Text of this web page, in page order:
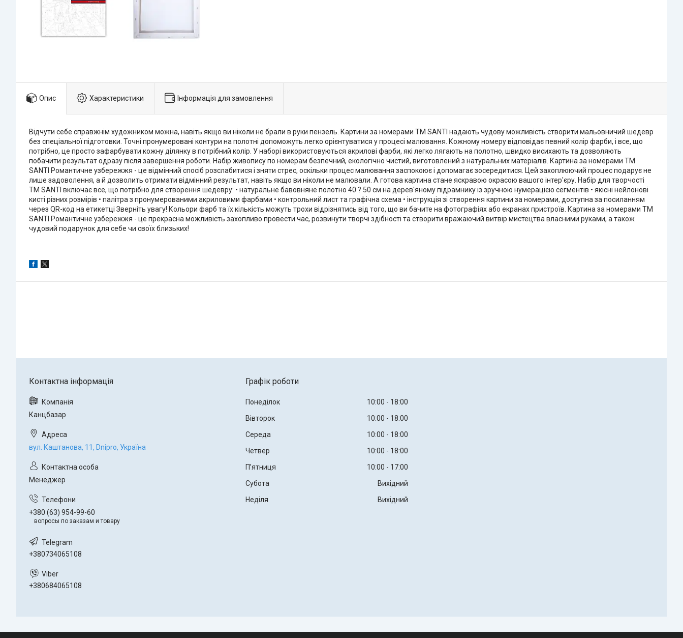
Опис Характеристики Інформація для замовлення
Відчути себе справжнім художником можна, навіть якщо ви ніколи не брали в руки пензель. Картини за номерами ТМ SANTI надають чудову можливість створити мальовничий шедевр
без спеціальної підготовки. Точні пронумеровані контури на полотні допоможуть легко орієнтуватися у процесі малювання. Кожному номеру відповідає певний колір фарби, і все, що
потрібно, це просто зафарбувати кожну ділянку в потрібний колір. У наборі використовуються акрилові фарби, які легко лягають на полотно, швидко висихають та дозволяють
побачити результат одразу після завершення роботи. Набір живопису по номерам безпечний, екологічно чистий, виготовлений з натуральних матеріалів. Картина за номерами ТМ
SANTI Романтичне узбережжя - це відмінний спосіб розслабитися і зняти стрес, оскільки процес малювання заспокоює і допомагає зосередитися. Цей захоплюючий процес подарує не
лише задоволення, а й дозволить отримати відмінний результат, навіть якщо ви ніколи не малювали. А готова картина стане яскравою окрасою вашого інтер'єру. Набір для творчості
ТМ SANTI включає все, що потрібно для створення шедевру: • натуральне бавовняне полотно 40 ? 50 см на дерев'яному підрамнику із зручною нумерацією сегментів • якісні нейлонові
кисті різних розмірів • палітра з пронумерованими акриловими фарбами • контрольний лист та графічна схема • інструкція зі створення картини за номерами, доступна за посиланням
через QR-код на етикетці Зверніть увагу! Кольори фарб та їх кількість можуть трохи відрізнятись від того, що ви бачите на фотографіях або екранах пристроїв. Картина за номерами ТМ
SANTI Романтичне узбережжя - це прекрасна можливість захопливо провести час, розвинути творчі здібності та створити вражаючий витвір мистецтва власними руками, а також
чудовий подарунок для себе чи своїх близьких!
Канцбазар
вул. Каштанова, 11, Dnipro, Україна
Менеджер
+380 (63) 954-99-60
вопросы по заказам и товару
+380734065108
+380684065108
Графік роботи
Понеділок 10:00
18:00
Вівторок
10:00
18:00
Середа
10:00
18:00
Четвер
10:00
18:00
Пʼятниця
10:00
17:00
Субота
Вихідний
Неділя
Вихідний